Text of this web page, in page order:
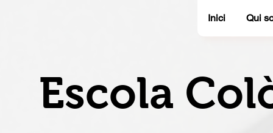
Inici Qui
Escola